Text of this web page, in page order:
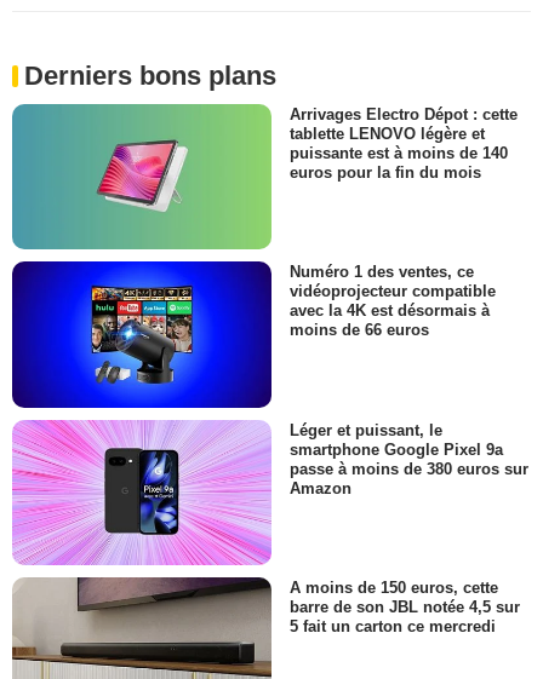
Derniers bons plans
Arrivages Electro Dépot : cette
tablette LENOVO légère et
puissante est à moins de 140
euros pour la fin du mois
Numéro 1 des ventes, ce
vidéoprojecteur compatible
avec la 4K est désormais à
moins de 66 euros
Léger et puissant, le
smartphone Google Pixel 9a
passe à moins de 380 euros sur
Amazon
A moins de 150 euros, cette
barre de son JBL notée 4,5 sur
5 fait un carton ce mercredi